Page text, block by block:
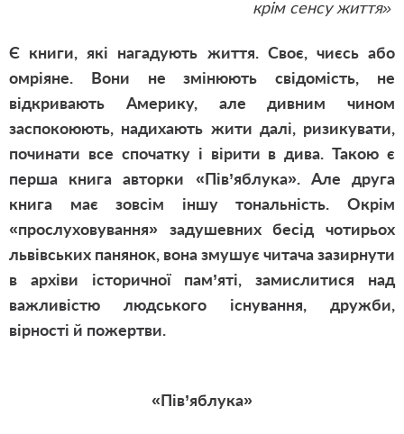
крім сенсу життя»
Є книги, які нагадують життя. Своє, чиєсь або
омріяне. Вони не змінюють свідомість, не
відкривають Америку, але дивним чином
заспокоюють, надихають жити далі, ризикувати,
починати все спочатку і вірити в дива. Такою є
перша книга авторки «Пів’яблука». Але друга
книга має зовсім іншу тональність. Окрім
«прослуховування» задушевних бесід чотирьох
львівських панянок, вона змушує читача зазирнути
в архіви історичної пам’яті, замислитися над
важливістю людського існування, дружби,
вірності й пожертви.
«Пів’яблука»